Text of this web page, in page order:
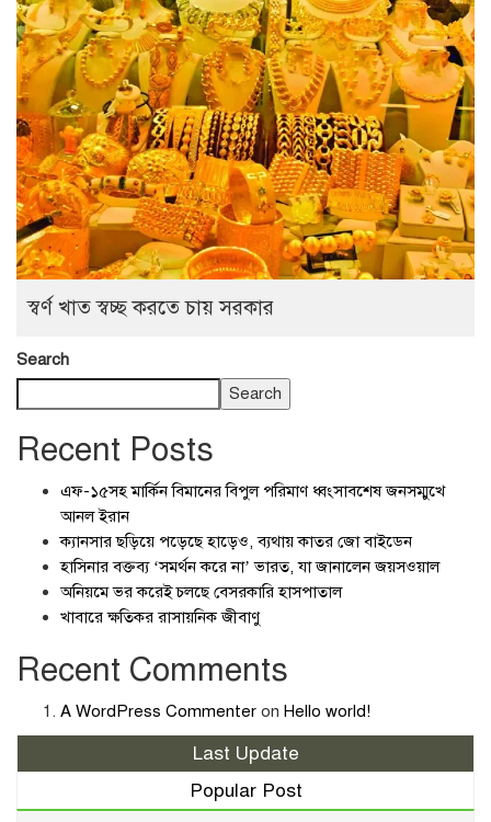
স্বর্ণ খাত স্বচ্ছ করতে চায় সরকার
Search
Search
Recent Posts
এফ-১৫সহ মার্কিন বিমানের বিপুল পরিমাণ ধ্বংসাবশেষ জনসম্মুখে
আনল ইরান
ক্যানসার ছড়িয়ে পড়েছে হাড়েও, ব্যথায় কাতর জো বাইডেন
হাসিনার বক্তব্য ‘সমর্থন করে না’ ভারত, যা জানালেন জয়সওয়াল
অনিয়মে ভর করেই চলছে বেসরকারি হাসপাতাল
খাবারে ক্ষতিকর রাসায়নিক জীবাণু
Recent Comments
A WordPress Commenter on Hello world!
Last Update
Popular Post